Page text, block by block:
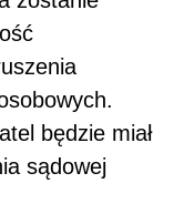
będzie miał
sądowej